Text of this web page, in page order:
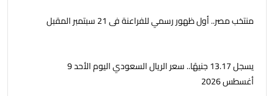
منتخب مصر.. أول ظهور رسمي للفراعنة فى 21 سبتمبر المقبل
يسجل 13.17 جنيهًا.. سعر الريال السعودي اليوم الأحد 9
أغسطس 2026